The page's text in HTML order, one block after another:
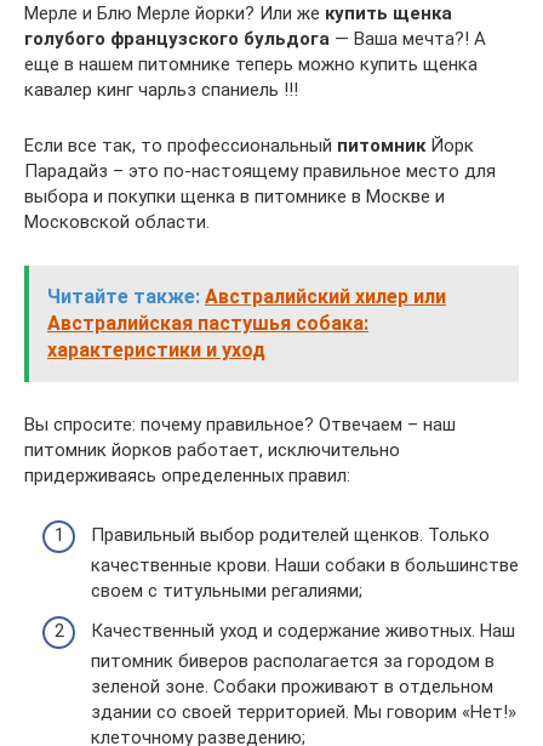
Мерле и Блю Мерле йорки? Или же купить щенка
голубого французского бульдога — Ваша мечта?! А
еще в нашем питомнике теперь можно купить щенка
кавалер кинг чарльз спаниель !!!
Если все так, то профессиональный питомникЙорк
Парадайз – это по-настоящему правильное место для
выбора и покупки щенка в питомнике в Москве и
Московской области.
Читайте также: Австралийский хилер или
Австралийская пастушья собака:
характеристики и уход
Вы спросите: почему правильное? Отвечаем – наш
питомник йорков работает, исключительно
придерживаясь определенных правил:
Правильный выбор родителей щенков. Только
качественные крови. Наши собаки в большинстве
своем с титульными регалиями;
Качественный уход и содержание животных. Наш
питомник биверов располагается за городом в
зеленой зоне. Собаки проживают в отдельном
здании со своей территорией. Мы говорим «Нет!»
клеточному разведению;